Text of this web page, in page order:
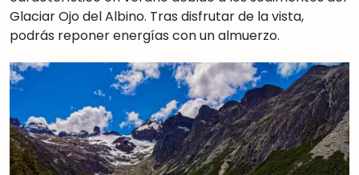
Glaciar Ojo del Albino. Tras disfrutar de la vista,
podrás reponer energías con un almuerzo.